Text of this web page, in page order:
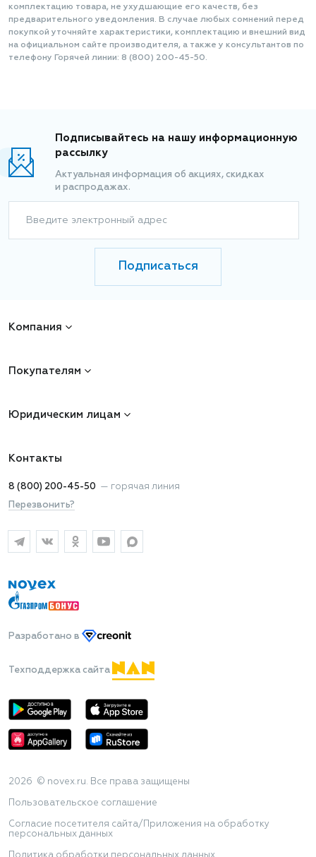
комплектацию товара, не ухудшающие его качеств, без
предварительного уведомления. В случае любых сомнений перед
покупкой уточняйте характеристики, комплектацию и внешний вид
на официальном сайте производителя, а также у консультантов по
телефону Горячей линии: 8 (800) 200-45-50.
Подписывайтесь на нашу информационную
рассылку
Актуальная информация об акциях, скидках
и распродажах.
Введите электронный адрес
Подписаться
Компания
Покупателям
Юридическим лицам
Контакты
8 (800) 200-45-50 — горячая линия
Перезвонить?
Разработано в
Техподдержка сайта
2026 © novex.ru. Все права защищены
Пользовательское соглашение
Согласие посетителя сайта/Приложения на обработку
персональных данных